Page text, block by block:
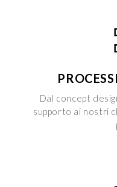
Dal concept
supporto ai nostri